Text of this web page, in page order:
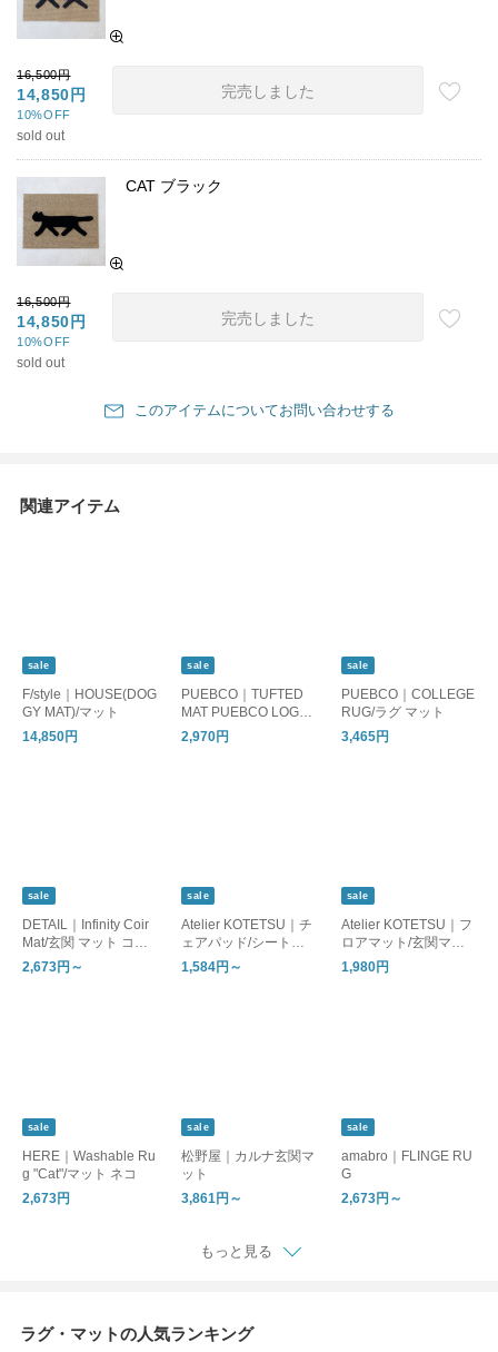
16,500円
14,850円
10%OFF
sold out
完売しました
CAT ブラック
16,500円
14,850円
10%OFF
sold out
完売しました
このアイテムについてお問い合わせする
関連アイテム
sale
F/style｜HOUSE(DOG
GY MAT)/マット
14,850円
sale
PUEBCO｜TUFTED
MAT PUEBCO LOGO/
玄関マット ドアマッ
ト
2,970円
sale
PUEBCO｜COLLEGE
RUG/ラグ マット
3,465円
sale
DETAIL｜Infinity Coir
Mat/玄関 マット ココ
ヤシ
2,673円～
sale
Atelier KOTETSU｜チ
ェアパッド/シートク
ッション 椅子
1,584円～
sale
Atelier KOTETSU｜フ
ロアマット/玄関マッ
ト キッチンマット
1,980円
sale
HERE｜Washable Ru
g "Cat"/マット ネコ
2,673円
sale
松野屋｜カルナ玄関マ
ット
3,861円～
sale
amabro｜FLINGE RU
G
2,673円～
もっと見る
ラグ・マットの人気ランキング